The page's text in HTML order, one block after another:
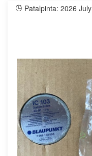
Patalpinta: 2026